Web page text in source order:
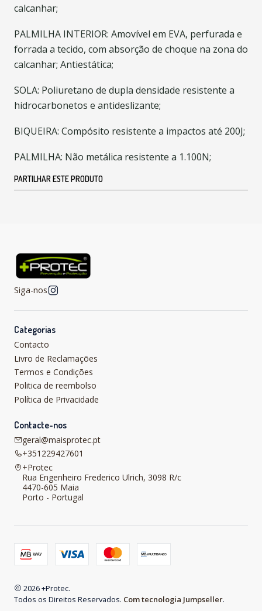
calcanhar;
PALMILHA INTERIOR: Amovível em EVA, perfurada e
forrada a tecido, com absorção de choque na zona do
calcanhar; Antiestática;
SOLA: Poliuretano de dupla densidade resistente a
hidrocarbonetos e antideslizante;
BIQUEIRA: Compósito resistente a impactos até 200J;
PALMILHA: Não metálica resistente a 1.100N;
PARTILHAR ESTE PRODUTO
Siga-nos
Categorias
Contacto
Livro de Reclamações
Termos e Condições
Politica de reembolso
Política de Privacidade
Contacte-nos
geral@maisprotec.pt
+351229427601
+Protec
Rua Engenheiro Frederico Ulrich, 3098 R/c
4470-605 Maia
Porto - Portugal
2026 +Protec.
Todos os Direitos Reservados. Com tecnologia Jumpseller.